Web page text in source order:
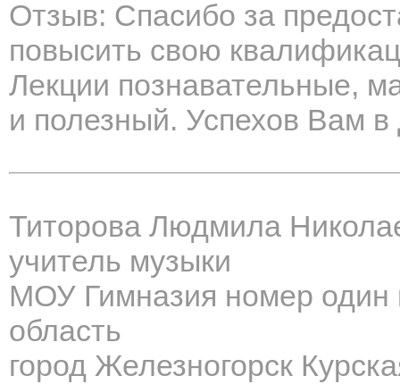
Отзыв: Спасибо за
повысить свою
Лекции познавательные,
и полезный. Успехов Вам
Титорова Людмила
учитель музыки
МОУ Гимназия номер один
область
город Железногорск